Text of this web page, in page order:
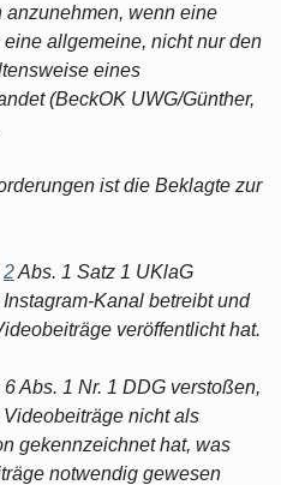
anzunehmen, wenn eine
allgemeine, nicht nur den
eines
(BeckOK UWG/Günther,
ist die Beklagte zur
2Abs. 1 Satz 1 UKlaG
Kanal betreibt und
veröffentlicht hat.
Abs. 1 Nr. 1 DDG verstoßen,
nicht als
gekennzeichnet hat, was
notwendig gewesen